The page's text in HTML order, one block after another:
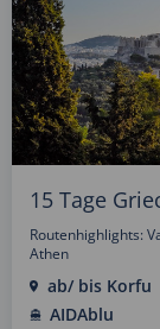
15 Tage
Routenhighlights:
Athen
ab/ bis Korfu
AIDAblu